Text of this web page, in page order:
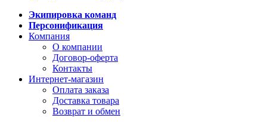
Экипировка команд
Персонификация
Компания
О компании
Договор-оферта
Контакты
Интернет-магазин
Оплата заказа
Доставка товара
Возврат и обмен